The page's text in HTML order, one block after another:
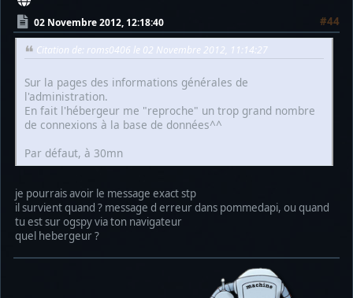
02 Novembre 2012, 12:18:40 #44
Citation de: roms0406 le 02 Novembre 2012, 11:14:27
Sur la pages des informations générales de
l'administration.
En fait l'hébergeur me "reproche" un trop grand nombre
de connexions à la base de données^^
Par défaut, à 30mn
je pourrais avoir le message exact stp
il survient quand ? message d erreur dans pommedapi, ou quand
tu est sur ogspy via ton navigateur
quel hebergeur ?